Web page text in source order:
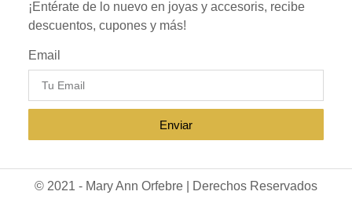
¡Entérate de lo nuevo en joyas y accesoris, recibe
descuentos, cupones y más!
Email
Enviar
© 2021 - Mary Ann Orfebre | Derechos Reservados